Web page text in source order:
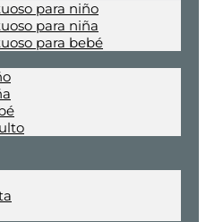
para niño
para niña
para bebé